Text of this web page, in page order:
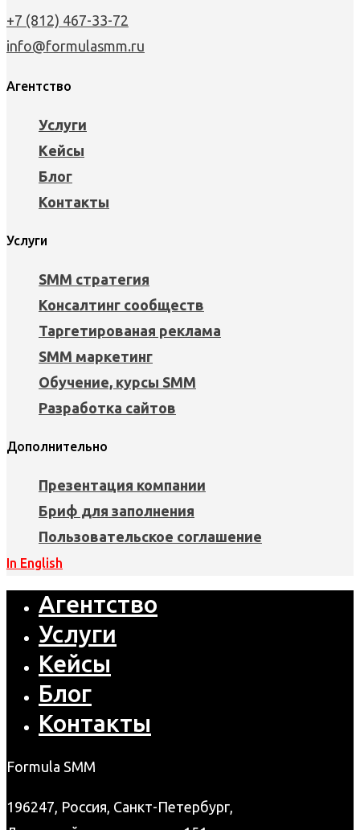
+7 (812) 467-33-72
info@formulasmm.ru
Агентство
Услуги
Кейсы
Блог
Контакты
Услуги
SMM стратегия
Консалтинг сообществ
Таргетированая реклама
SMM маркетинг
Обучение, курсы SMM
Разработка сайтов
Дополнительно
Презентация компании
Бриф для заполнения
Пользовательское соглашение
In English
Агентство
Услуги
Кейсы
Блог
Контакты
Formula SMM
196247, Россия, Санкт-Петербург,